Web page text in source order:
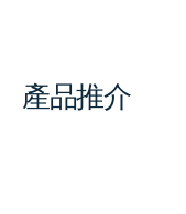
產品推介